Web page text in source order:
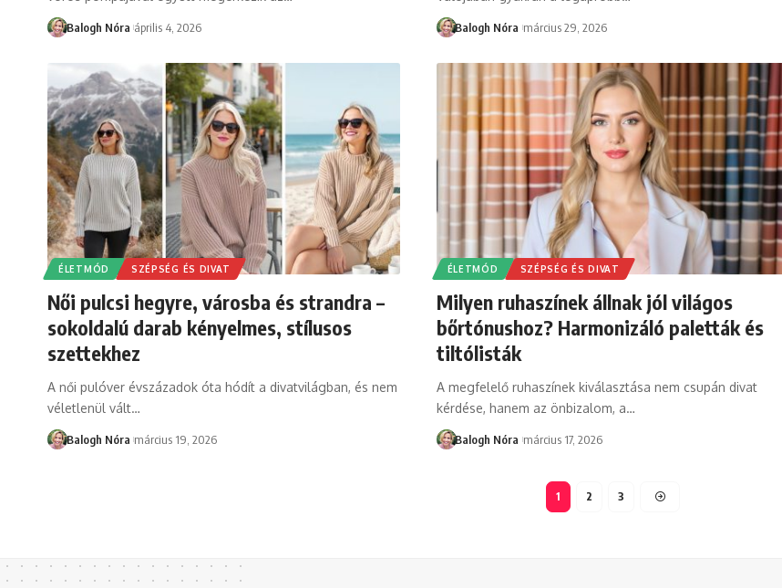
Balogh Nóra április 4, 2026 Balogh Nóra március 29, 2026
ÉLETMÓD SZÉPSÉG ÉS DIVAT
Női pulcsi hegyre, városba és strandra –
sokoldalú darab kényelmes, stílusos
szettekhez
A női pulóver évszázadok óta hódít a divatvilágban, és nem
véletlenül vált…
Balogh Nóra március 19, 2026
ÉLETMÓD SZÉPSÉG ÉS DIVAT
Milyen ruhaszínek állnak jól világos
bőrtónushoz? Harmonizáló paletták és
tiltólisták
A megfelelő ruhaszínek kiválasztása nem csupán divat
kérdése, hanem az önbizalom, a…
Balogh Nóra március 17, 2026
1 2 3